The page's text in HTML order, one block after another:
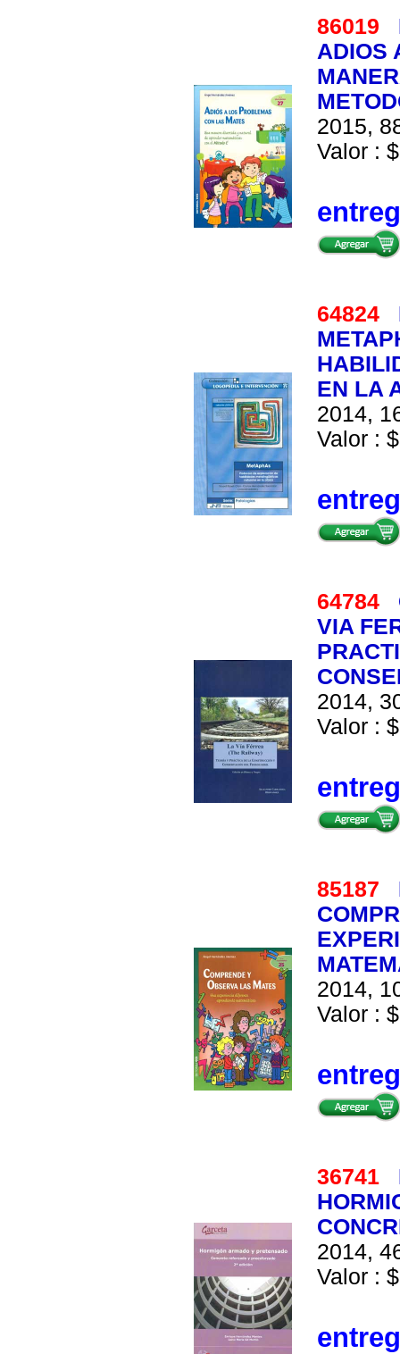
86019
ADIOS
2015,
Valor :
64824
EN LA
2014,
Valor :
64784
VIA
2014,
Valor :
85187
2014,
Valor :
36741
2014,
Valor :